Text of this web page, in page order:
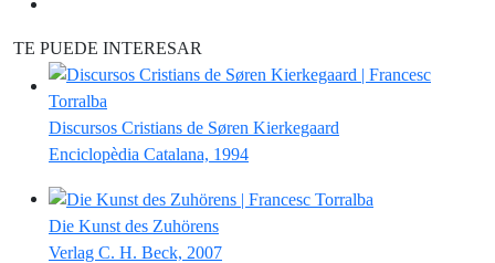
TE PUEDE INTERESAR
Discursos Cristians de Søren Kierkegaard
Enciclopèdia Catalana, 1994
Die Kunst des Zuhörens
Verlag C. H. Beck, 2007